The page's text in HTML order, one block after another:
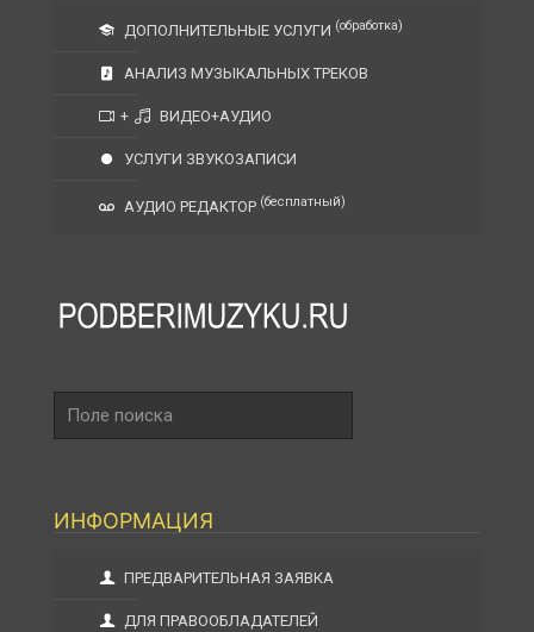
ДОПОЛНИТЕЛЬНЫЕ УСЛУГИ (обработка)
АНАЛИЗ МУЗЫКАЛЬНЫХ ТРЕКОВ
+ ВИДЕО+АУДИО
УСЛУГИ ЗВУКОЗАПИСИ
АУДИО РЕДАКТОР (бесплатный)
поиска
ИНФОРМАЦИЯ
ПРЕДВАРИТЕЛЬНАЯ ЗАЯВКА
ДЛЯ ПРАВООБЛАДАТЕЛЕЙ